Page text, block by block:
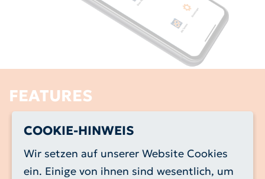
FEATURES
einen Tag vorher, am Tag der Abholung)
Uhrzeit der Erinnerung einstellen (jede beliebige
Uhrzeit)
COOKIE-HINWEIS
Wir setzen auf unserer Website Cookies
ein. Einige von ihnen sind wesentlich, um